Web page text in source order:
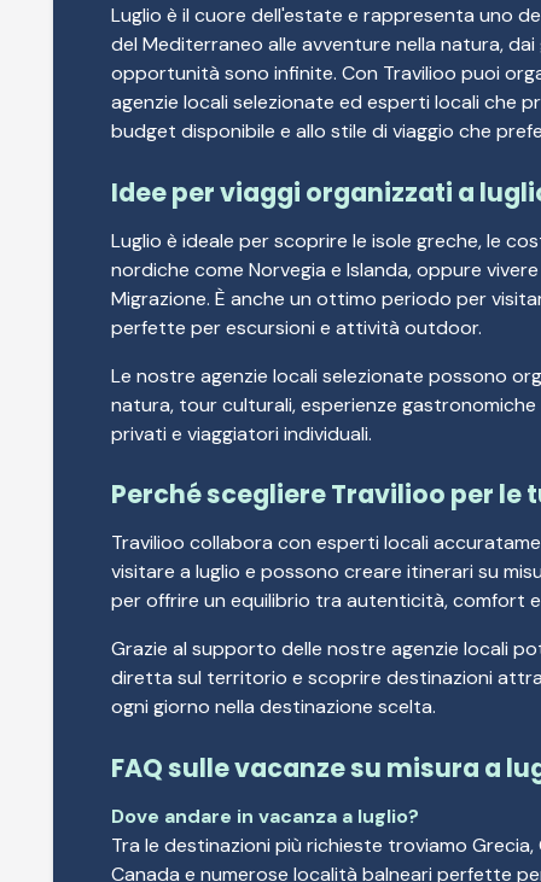
Luglio è il cuore dell'estate e rappresenta uno
del Mediterraneo alle avventure nella natura,
opportunità sono infinite. Con Travilioo puoi
agenzie locali selezionate ed esperti locali che
budget disponibile e allo stile di viaggio che
Idee per viaggi organizzati a
Luglio è ideale per scoprire le isole greche, le
nordiche come Norvegia e Islanda, oppure
Migrazione. È anche un ottimo periodo per
perfette per escursioni e attività outdoor.
Le nostre agenzie locali selezionate possono
natura, tour culturali, esperienze
privati e viaggiatori individuali.
Perché scegliere Travilioo per le
Travilioo collabora con esperti locali
visitare a luglio e possono creare itinerari su
per offrire un equilibrio tra autenticità, comfort
Grazie al supporto delle nostre agenzie locali
diretta sul territorio e scoprire destinazioni
ogni giorno nella destinazione scelta.
FAQ sulle vacanze su misura a
Dove andare in vacanza a luglio?
Tra le destinazioni più richieste troviamo Grecia,
Canada e numerose località balneari perfette